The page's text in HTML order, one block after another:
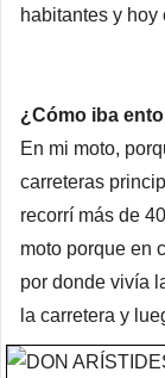
habitantes y hoy
¿Cómo iba
En mi moto,
carreteras
recorrí más de
moto porque en
por donde vivía
la carretera y